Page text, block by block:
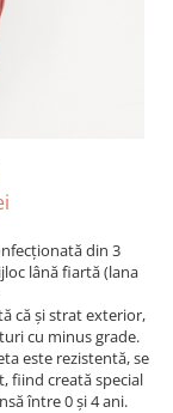
din 3
lână fiartă (lana
cășistratexterior,
cu minus grade.
este rezistentă,se
fiind creată special
între 0 și 4 ani.